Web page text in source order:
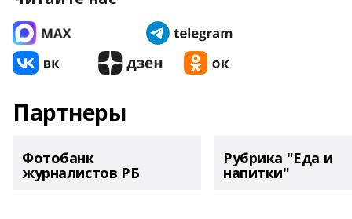
Партнеры
Фотобанк
журналистов РБ
Рубрика "Еда и
напитки"